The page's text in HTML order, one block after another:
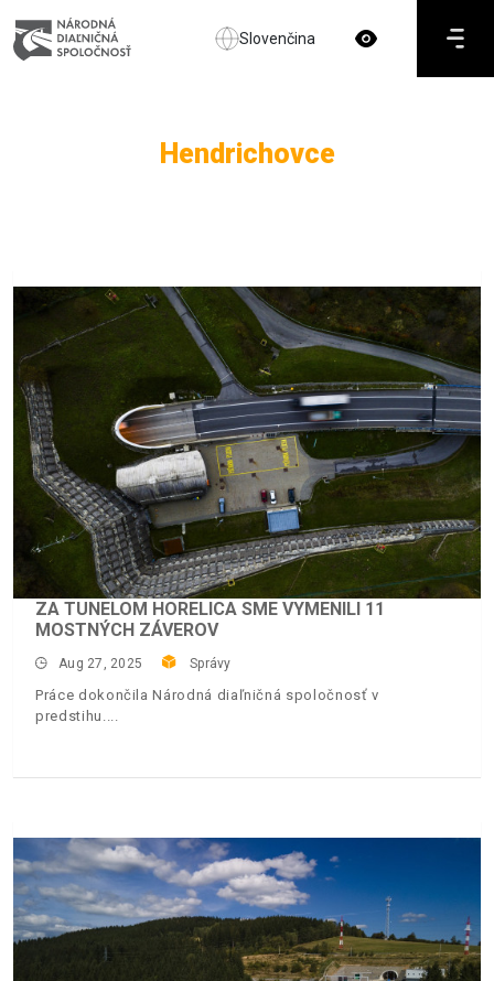
Slovenčina
Hendrichovce
ZA TUNELOM HORELICA SME VYMENILI 11
MOSTNÝCH ZÁVEROV
Aug 27, 2025 Správy
Práce dokončila Národná diaľničná spoločnosť v
predstihu.